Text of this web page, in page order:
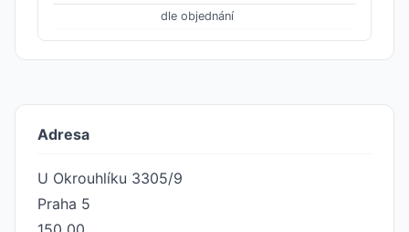
dle objednání
Adresa
U Okrouhlíku 3305/9
Praha 5